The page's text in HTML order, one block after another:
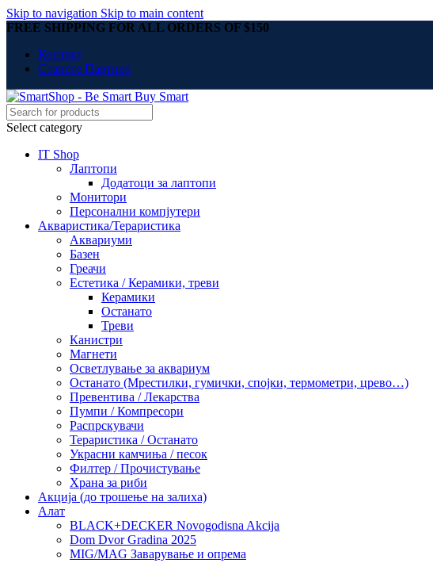
Skip to navigation Skip to main content
FREE SHIPPING FOR ALL ORDERS OF $150
Контакт
Станете Партнер
Select category
IT Shop
Лаптопи
Додатоци за лаптопи
Монитори
Персонални компјутери
Акваристика/Тераристика
Аквариуми
Базен
Греачи
Естетика / Керамики, треви
Керамики
Останато
Треви
Канистри
Магнети
Осветлување за аквариум
Останато (Мрестилки, гумички, спојки, термометри, црево…)
Превентива / Лекарства
Пумпи / Компресори
Распрскувачи
Тераристика / Останато
Украсни камчиња / песок
Филтер / Прочистување
Храна за риби
Акција (до трошење на залиха)
Алат
BLACK+DECKER Novogodisna Akcija
Dom Dvor Gradina 2025
MIG/MAG Заварување и опрема